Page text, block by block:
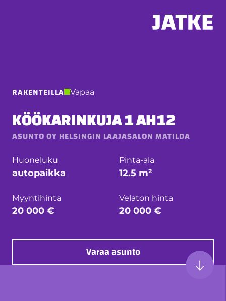
RAKENTEILLA Vapaa
KÖÖKARINKUJA 1 AH12
ASUNTO OY HELSINGIN LAAJASALON MATILDA
Huoneluku
autopaikka
Pinta-ala
12.5 m²
Myyntihinta
20 000 €
Velaton hinta
20 000 €
Varaa asunto